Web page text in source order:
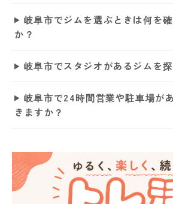
岐阜市でジムを選ぶときは何を
か？
岐阜市でスタジオがあるジムを
岐阜市で24時間営業や駐車場が
きますか？